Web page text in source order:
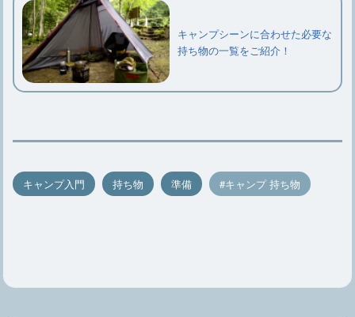
キャンプシーンに合わせた必要な
持ち物の一覧をご紹介！
キャンプ入門 持ち物 準備 キャンプ 持ち物